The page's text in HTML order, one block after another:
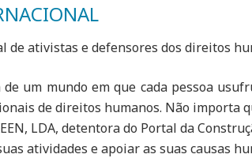
de ativistas e defensores dos direitos
de um mundo em que cada pessoa
de direitos humanos. Não importa
LDA, detentora do Portal da
atividades e apoiar as suas causas